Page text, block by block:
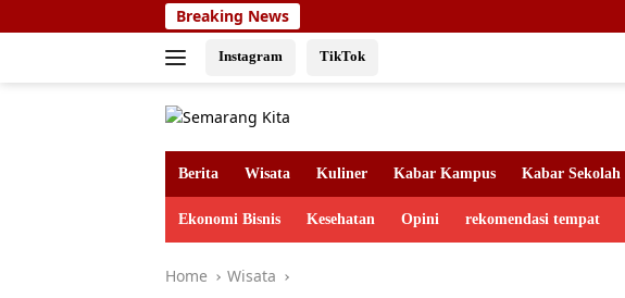
to
Breaking News
Instagram TikTok
Berita Wisata Kuliner Kabar Kampus Kabar Sekolah
Ekonomi Bisnis Kesehatan Opini rekomendasi tempat
Home Wisata